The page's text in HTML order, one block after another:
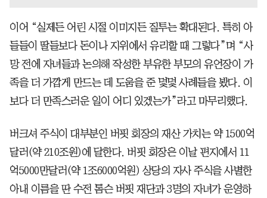
이어 “실제든 어린 시절 이미지든 질투는 확대된다. 특히 아
들들이 딸들보다 돈이나 지위에서 유리할 때 그렇다”며 “사
망 전에 자녀들과 논의해 작성한 부유한 부모의 유언장이 가
족을 더 가깝게 만드는 데 도움을 준 몇몇 사례들을 봤다. 이
보다 더 만족스러운 일이 어디 있겠는가”라고 마무리했다.
버크셔 주식이 대부분인 버핏 회장의 재산 가치는 약 1500억
달러(약 210조원)에 달한다. 버핏 회장은 이날 편지에서 11
억5000만달러(약 1조6000억원) 상당의 자사 주식을 사별한
아내 이름을 딴 수전 톰슨 버핏 재단과 3명의 자녀가 운영하